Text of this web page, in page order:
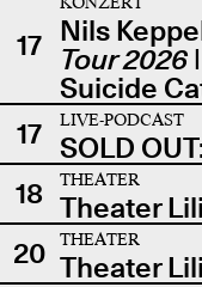
17 Nils
Tour 2026|
Suicide
17
LIVE-PODCAST
SOLD
18
THEATER
Theater
20
THEATER
Theater